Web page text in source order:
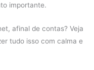
importante.
afinal de contas? Veja
tudo isso com calma e